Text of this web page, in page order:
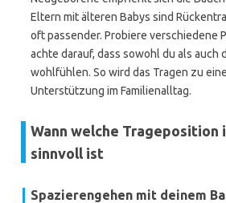
Eltern mit älteren Babys sind
oft passender. Probiere verschiedene
achte darauf, dass sowohl du als auch
wohlfühlen. So wird das Tragen zu
Unterstützung im Familienalltag.
Wann welche Trageposition
sinnvoll ist
Spazierengehen mit deinem